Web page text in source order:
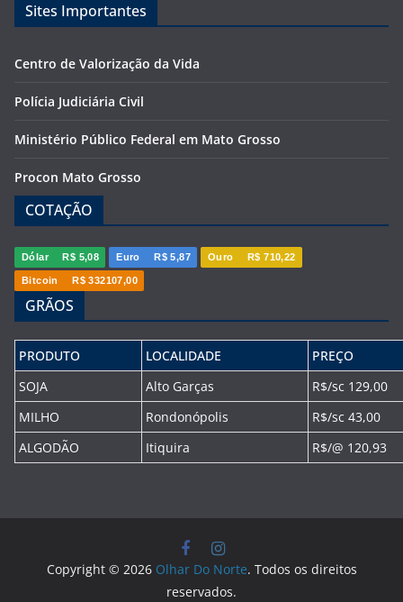
Sites Importantes
Centro de Valorização da Vida
Polícia Judiciária Civil
Ministério Público Federal em Mato Grosso
Procon Mato Grosso
COTAÇÃO
Dólar R$ 5,08 Euro R$ 5,87 Ouro R$ 710,22
Bitcoin R$ 332107,00
GRÃOS
PRODUTO LOCALIDADE
PREÇO
SOJA
Alto Garças
R$/sc 129,00
MILHO
Rondonópolis
R$/sc 43,00
ALGODÃO
Itiquira R$/@ 120,93
Copyright © 2026 Olhar Do Norte. Todos os direitos
reservados.